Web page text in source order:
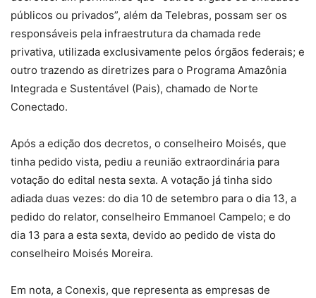
públicos ou privados”, além da Telebras, possam ser os
responsáveis pela infraestrutura da chamada rede
privativa, utilizada exclusivamente pelos órgãos federais; e
outro trazendo as diretrizes para o Programa Amazônia
Integrada e Sustentável (Pais), chamado de Norte
Conectado.
Após a edição dos decretos, o conselheiro Moisés, que
tinha pedido vista, pediu a reunião extraordinária para
votação do edital nesta sexta. A votação já tinha sido
adiada duas vezes: do dia 10 de setembro para o dia 13, a
pedido do relator, conselheiro Emmanoel Campelo; e do
dia 13 para a esta sexta, devido ao pedido de vista do
conselheiro Moisés Moreira.
Em nota, a Conexis, que representa as empresas de